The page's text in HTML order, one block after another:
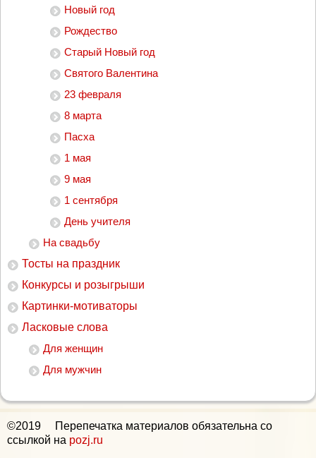
Новый год
Рождество
Старый Новый год
Святого Валентина
23 февраля
8 марта
Пасха
1 мая
9 мая
1 сентября
День учителя
На свадьбу
Тосты на праздник
Конкурсы и розыгрыши
Картинки-мотиваторы
Ласковые слова
Для женщин
Для мужчин
©2019 Перепечатка материалов обязательна со
ссылкой на pozj.ru